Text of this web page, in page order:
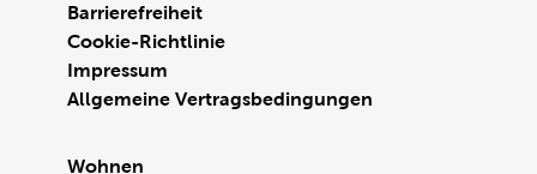
Barrierefreiheit
Cookie-Richtlinie
Impressum
Allgemeine Vertragsbedingungen
Wohnen